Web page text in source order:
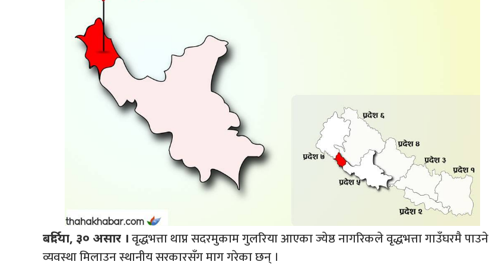
बर्दिया, ३० असार । वृद्धभत्ता थाप्न सदरमुकाम गुलरिया आएका ज्येष्ठ नागरिकले वृद्धभत्ता गाउँघरमै पाउने
व्यवस्था मिलाउन स्थानीय सरकारसँग माग गरेका छन् ।